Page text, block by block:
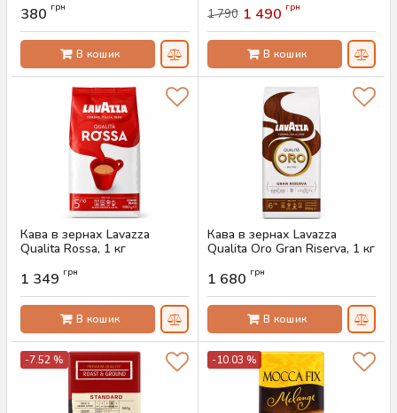
380 грн
В кошик
1 790 1 490 грн
В кошик
Кава в зернах Lavazza
Qualita Rossa, 1 кг
1 349 грн
В кошик
Кава в зернах Lavazza
Qualita Oro Gran Riserva, 1 кг
1 680 грн
В кошик
-7.52 % -10.03 %